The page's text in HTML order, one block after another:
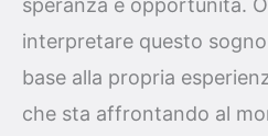
interpretare questo
base alla propria
che sta affrontando al